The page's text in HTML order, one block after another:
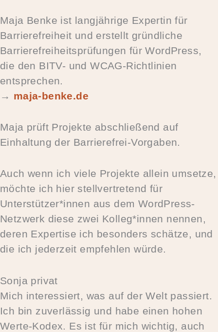
Maja Benke ist langjährige Expertin für
Barrierefreiheit und erstellt gründliche
Barrierefreiheitsprüfungen für WordPress,
die den BITV- und WCAG-Richtlinien
entsprechen.
→ maja-benke.de
Maja prüft Projekte abschließend auf
Einhaltung der Barrierefrei-Vorgaben.
Auch wenn ich viele Projekte allein umsetze,
möchte ich hier stellvertretend für
Unterstützer*innen aus dem WordPress-
Netzwerk diese zwei Kolleg*innen nennen,
deren Expertise ich besonders schätze, und
die ich jederzeit empfehlen würde.
Sonja privat
Mich interessiert, was auf der Welt passiert.
Ich bin zuverlässig und habe einen hohen
Werte-Kodex. Es ist für mich wichtig, auch